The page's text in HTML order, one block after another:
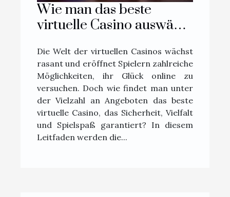
Wie man das beste
virtuelle Casino auswählt:
Leitfaden
Die Welt der virtuellen Casinos wächst
rasant und eröffnet Spielern zahlreiche
Möglichkeiten, ihr Glück online zu
versuchen. Doch wie findet man unter
der Vielzahl an Angeboten das beste
virtuelle Casino, das Sicherheit, Vielfalt
und Spielspaß garantiert? In diesem
Leitfaden werden die...